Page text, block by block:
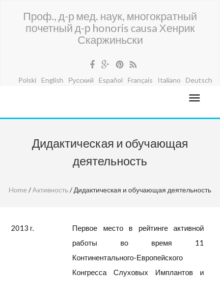
Проф., д-р мед. наук, многократный
почетный д-р honoris causa Хенрик
Скаржиньски
Polski English Русский Español Français Italiano Deutsch
Дидактическая и обучающая
деятельность
Home /Aктивность/ Дидактическая и обучающая деятельность
2013 г.
Первое место в рейтинге активной
работы во время 11
Континентального-Европейского
Конгресса Слуховых Имплантов и